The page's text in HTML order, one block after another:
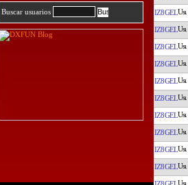
Buscar usuarios IZ8GEL
IZ8GEL
IZ8GEL
IZ8GEL
IZ8GEL
IZ8GEL
IZ8GEL
IZ8GEL
IZ8GEL
IZ8GEL